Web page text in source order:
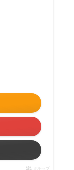
ポチップ